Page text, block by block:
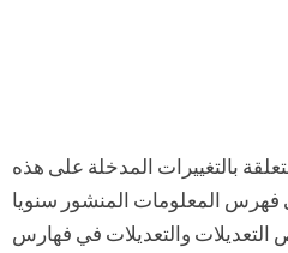
بالتغييرات المدخلة على هذه
المعلومات المنشور سنويا
التعديلات والتعديلات في فهارس